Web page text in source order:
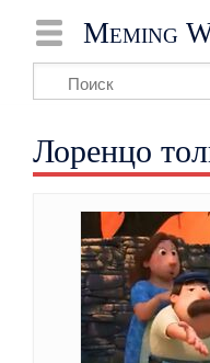
Meming
Лоренцо